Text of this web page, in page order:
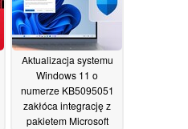
Aktualizacja systemu
Windows 11 o
numerze KB5095051
zakłóca integrację z
pakietem Microsoft